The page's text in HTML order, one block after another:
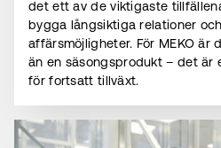
det ett av de viktigaste
bygga långsiktiga relationer
affärsmöjligheter. För MEKO är
än en säsongsprodukt – det är
för fortsatt tillväxt.